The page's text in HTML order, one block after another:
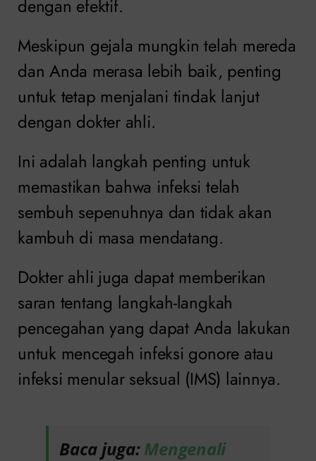
dengan efektif.
Meskipun gejala mungkin telah mereda
dan Anda merasa lebih baik, penting
untuk tetap menjalani tindak lanjut
dengan dokter ahli.
Ini adalah langkah penting untuk
memastikan bahwa infeksi telah
sembuh sepenuhnya dan tidak akan
kambuh di masa mendatang.
Dokter ahli juga dapat memberikan
saran tentang langkah-langkah
pencegahan yang dapat Anda lakukan
untuk mencegah infeksi gonore atau
infeksi menular seksual (IMS) lainnya.
Baca juga:Mengenali